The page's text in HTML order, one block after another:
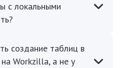
с локальными
создание таблиц в
Workzilla, а не у